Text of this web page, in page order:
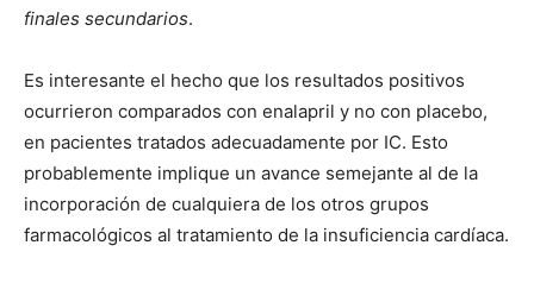
finales secundarios.
Es interesante el hecho que los resultados positivos
ocurrieron comparados con enalapril y no con placebo,
en pacientes tratados adecuadamente por IC. Esto
probablemente implique un avance semejante al de la
incorporación de cualquiera de los otros grupos
farmacológicos al tratamiento de la insuficiencia cardíaca.